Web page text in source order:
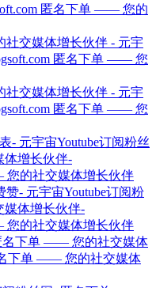
匿名下单 —— 您的
交媒体增长伙伴 - 元宇
匿名下单 —— 您
交媒体增长伙伴 - 元宇
匿名下单 —— 您
- 元宇宙Youtube订阅粉丝
增长伙伴-
您的社交媒体增长伙伴
赞- 元宇宙Youtube订阅粉
体增长伙伴-
您的社交媒体增长伙伴
名下单 —— 您的社交媒体
名下单 —— 您的社交媒体